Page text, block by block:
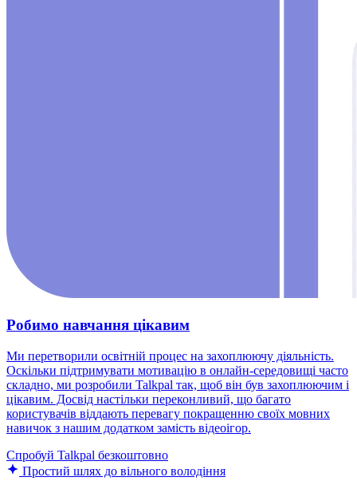
Робимо навчання цікавим
Ми перетворили освітній процес на захоплюючу діяльність.
Оскільки підтримувати мотивацію в онлайн-середовищі часто
складно, ми розробили Talkpal так, щоб він був захоплюючим і
цікавим. Досвід настільки переконливий, що багато
користувачів віддають перевагу покращенню своїх мовних
навичок з нашим додатком замість відеоігор.
Спробуй Talkpal безкоштовно
Простий шлях до вільного володіння